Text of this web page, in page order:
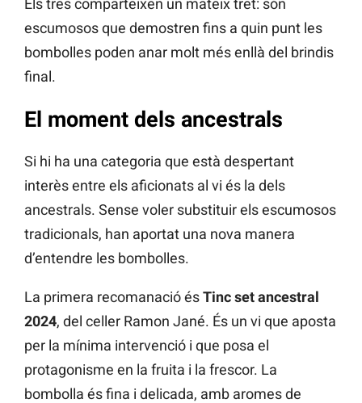
Els tres comparteixen un mateix tret: són
escumosos que demostren fins a quin punt les
bombolles poden anar molt més enllà del brindis
final.
El moment dels ancestrals
Si hi ha una categoria que està despertant
interès entre els aficionats al vi és la dels
ancestrals. Sense voler substituir els escumosos
tradicionals, han aportat una nova manera
d’entendre les bombolles.
La primera recomanació ésTinc set ancestral
2024, del celler Ramon Jané. És un vi que aposta
per la mínima intervenció i que posa el
protagonisme en la fruita i la frescor. La
bombolla és fina i delicada, amb aromes de